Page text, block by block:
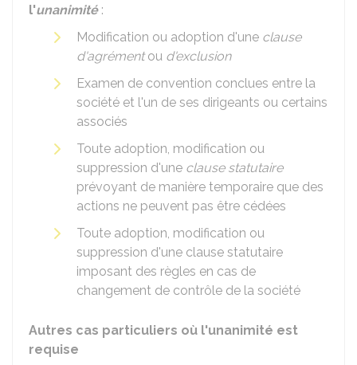
l'unanimité:
Modification ou adoption d'une clause
d'agrémentou d'exclusion
Examen de convention conclues entre la
société et l'un de ses dirigeants ou certains
associés
Toute adoption, modification ou
suppression d'une clause statutaire
prévoyant de manière temporaire que des
actions ne peuvent pas être cédées
Toute adoption, modification ou
suppression d'une clause statutaire
imposant des règles en cas de
changement de contrôle de la société
Autres cas particuliers où l'unanimité est
requise